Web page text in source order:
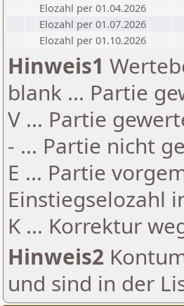
Elozahl per 01.04.2026
Elozahl per 01.07.2026
Elozahl per 01.10.2026
Hinweis1
blank ... Partie
V ... Partie
- ... Partie nicht
E ... Partie
Einstiegselozahl
K ... Korrektur
Hinweis2
und sind in der